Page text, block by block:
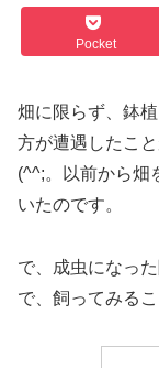
Pocket
畑に限らず、鉢
方が遭遇したこ
(^^;。以前から畑
いたのです。
で、成虫になっ
で、飼ってみる